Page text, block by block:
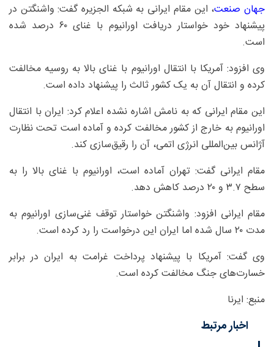
جهان صنعت، این مقام ایرانی به شبکه الجزیره گفت: واشنگتن در
پیشنهاد خود خواستار دریافت اورانیوم با غنای ۶۰ درصد شده
است.
وی افزود: آمریکا با انتقال اورانیوم با غنای بالا به روسیه مخالفت
کرده و انتقال آن به یک کشور ثالث را پیشنهاد داده است.
این مقام ایرانی که به نامش اشاره نشده اعلام کرد: ایران با انتقال
اورانیوم به خارج از کشور مخالفت کرده و آماده است تحت نظارت
آژانس بین‌المللی انرژی اتمی، آن را رقیق‌سازی کند.
مقام ایرانی گفت: تهران آماده است، اورانیوم با غنای بالا را به
سطح ۳.۷ و ۲۰ درصد کاهش دهد.
مقام ایرانی افزود: واشنگتن خواستار توقف غنی‌سازی اورانیوم به
مدت ۲۰ سال شده اما ایران این درخواست را رد کرده است.
وی گفت: آمریکا با پیشنهاد پرداخت غرامت به ایران در برابر
خسارت‌های جنگ مخالفت کرده است.
منبع: ایرنا
اخبار مرتبط